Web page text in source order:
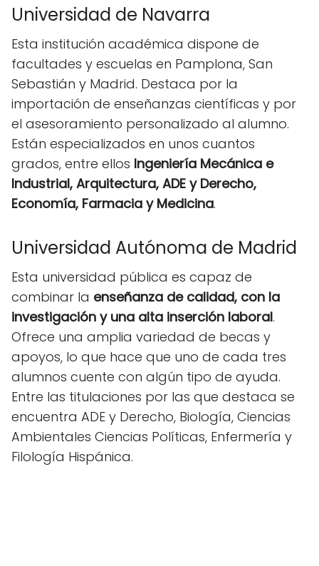
Universidad de Navarra
Esta institución académica dispone de
facultades y escuelas en Pamplona, San
Sebastián y Madrid. Destaca por la
importación de enseñanzas científicas y por
el asesoramiento personalizado al alumno.
Están especializados en unos cuantos
grados, entre ellos Ingeniería Mecánica e
Industrial, Arquitectura, ADE y Derecho,
Economía, Farmacia y Medicina.
Universidad Autónoma de Madrid
Esta universidad pública es capaz de
combinar la enseñanza de calidad, con la
investigación y una alta inserción laboral.
Ofrece una amplia variedad de becas y
apoyos, lo que hace que uno de cada tres
alumnos cuente con algún tipo de ayuda.
Entre las titulaciones por las que destaca se
encuentra ADE y Derecho, Biología, Ciencias
Ambientales Ciencias Políticas, Enfermería y
Filología Hispánica.